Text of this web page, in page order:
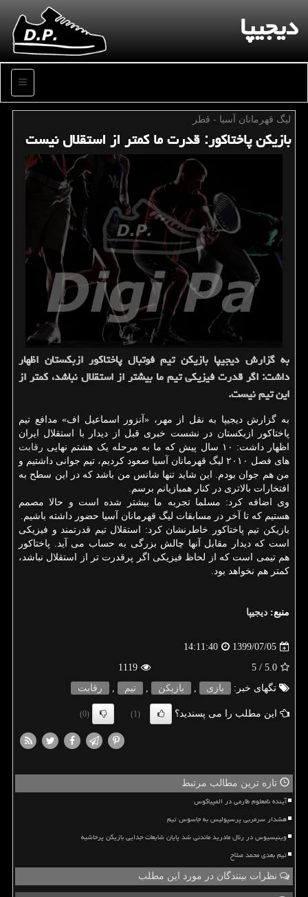
دیجیپا
منو
لیگ قهرمانان آسیا - قطر
بازیكن پاختاكور: قدرت ما كمتر از استقلال نیست
به گزارش دیجیپا بازیكن تیم فوتبال پاختاكور ازبكستان اظهار
داشت: اگر قدرت فیزیكی تیم ما بیشتر از استقلال نباشد، كمتر از
این تیم نیست.
به گزارش دیجیپا به نقل از مهر، «آنزور اسماعیل اف» مدافع تیم
پاختاکور ازبکستان در نشست خبری قبل از دیدار با استقلال ایران
اظهار داشت: ۱۰ سال پیش که ما به مرحله یک هشتم نهایی
رقابت
های فصل ۲۰۱۰ لیگ قهرمانان آسیا صعود کردیم، تیم جوانی داشتیم و
من هم جوان بودم. این شاید تنها شانس من باشد که در این سطح به
افتخارات بالاتری در کنار همبازیانم برسم.
وی اضافه کرد: مسلما تجربه ما بیشتر شده است و حالا مصمم
هستیم که تا آخر در مسابقات لیگ قهرمانان آسیا حضور داشته باشیم.
بازیکن تیم پاختاکور خاطرنشان کرد: استقلال تیم قدرتمند و فیزیکی
است که دیدار مقابل آنها چالش بزرگی به حساب می آید. پاختاکور
هم تیمی است که از لحاظ فیزیکی اگر پرقدرت تر از استقلال نباشد،
کمتر هم نخواهد بود.
منبع: دیجیپا
1399/07/05
14:11:40
5.0
/ 5
1119
تگهای خبر:
بازی , بازیكن , تیم , رقابت
این مطلب را می پسندید؟ (1)
(0)
تازه ترین مطالب مرتبط
آینده نامعلوم طارمی در المپیاکوس
هشدار سرمربی پرسپولیس به جاسوس تیم
وینیسیوس در رئال مادرید ماندنی شد پایان شایعات جدایی بازیکن پرحاشیه
تیم بعدی محمد صلاح
نظرات بینندگان در مورد این مطلب